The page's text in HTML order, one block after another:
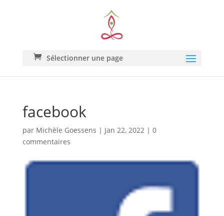
Sélectionner une page
facebook
par Michèle Goessens | Jan 22, 2022| 0
commentaires